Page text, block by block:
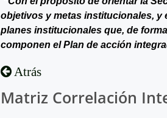
objetivos y metas institucionales, y
planes institucionales que, de
componen el Plan de acción
Atrás
Matriz Correlación